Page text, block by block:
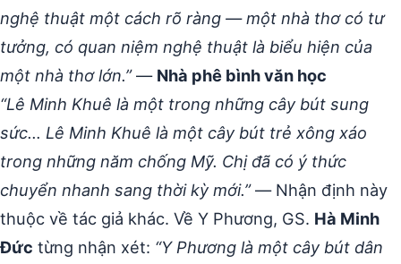
nghệ thuật một cách rõ ràng — một nhà thơ có tư
tưởng, có quan niệm nghệ thuật là biểu hiện của
một nhà thơ lớn.”— Nhà phê bình văn học
“Lê Minh Khuê là một trong những cây bút sung
sức… Lê Minh Khuê là một cây bút trẻ xông xáo
trong những năm chống Mỹ. Chị đã có ý thức
chuyển nhanh sang thời kỳ mới.”— Nhận định này
thuộc về tác giả khác. Về Y Phương, GS. Hà Minh
Đức từng nhận xét: “Y Phương là một cây bút dân